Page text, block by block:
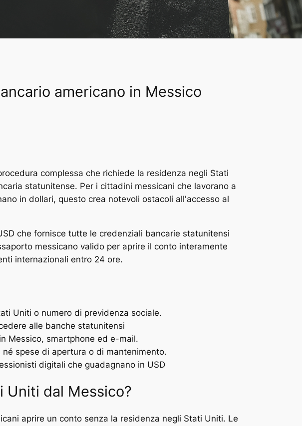
americano in Messico
complessa che richiede la residenza negli Stati
statunitense. Per i cittadini messicani che lavorano a
in dollari, questo crea notevoli ostacoli all'accesso al
che fornisce tutte le credenziali bancarie statunitensi
messicano valido per aprire il conto interamente
internazionali entro 24 ore.
Uniti o numero di previdenza sociale.
alle banche statunitensi
Messico, smartphone ed e-mail.
spese di apertura o di mantenimento.
digitali che guadagnano in USD
Uniti dal Messico?
aprire un conto senza la residenza negli Stati Uniti. Le